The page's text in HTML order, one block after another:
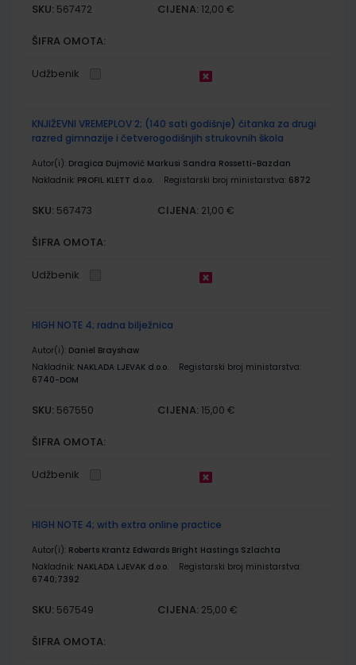
SKU: 567472 CIJENA: 12,00 €
ŠIFRA OMOTA:
Udžbenik
KNJIŽEVNI VREMEPLOV 2; (140 sati godišnje) čitanka za drugi
razred gimnazije i četverogodišnjih strukovnih škola
Autor(i): Dragica Dujmović Markusi Sandra Rossetti-Bazdan
Nakladnik: PROFIL KLETT d.o.o. Registarski broj ministarstva: 6872
SKU: 567473 CIJENA: 21,00 €
ŠIFRA OMOTA:
Udžbenik
HIGH NOTE 4; radna bilježnica
Autor(i): Daniel Brayshaw
Nakladnik: NAKLADA LJEVAK d.o.o.
Registarski broj ministarstva:
6740-DOM
SKU: 567550 CIJENA: 15,00 €
ŠIFRA OMOTA:
Udžbenik
HIGH NOTE 4; with extra online practice
Autor(i): Roberts Krantz Edwards Bright Hastings Szlachta
Nakladnik: NAKLADA LJEVAK d.o.o.
Registarski broj ministarstva:
6740;7392
SKU: 567549 CIJENA: 25,00 €
ŠIFRA OMOTA: